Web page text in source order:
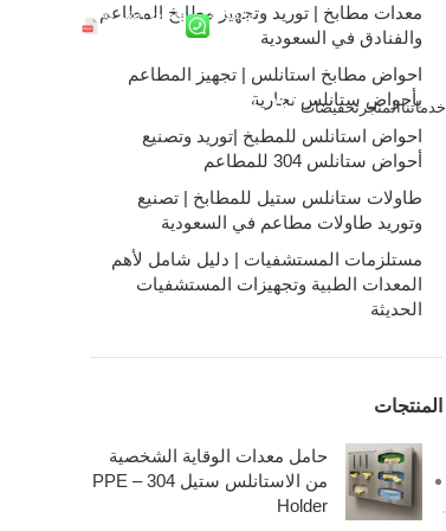
واتساب ملفات الشركة
خدماتناالمتجر تخفيضات
معدات مطابخ | توريد وتجهيز مطابخ المطاعم
والفنادق في السعودية
احواض مطابخ استانلس | تجهيز المطاعم
بأحواض ستانلس تجارية
احواض استانلس للمطبخ |توريد وتصنيع
أحواض ستانلس 304 للمطاعم
طاولات ستانلس ستيل للمطابخ | تصنيع
وتوريد طاولات مطاعم في السعودية
مستلزمات المستشفيات | دليل شامل لأهم
المعدات الطبية وتجهيزات المستشفيات
الحديثة
المنتجات
حامل معدات الوقاية الشخصية
من الاستانلس ستيل 304 – PPE
Holder